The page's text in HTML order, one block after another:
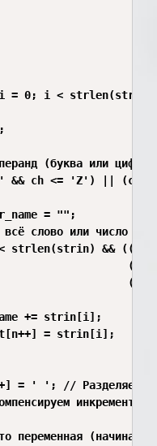
= 0; i <
(буква или
&& ch <= 'Z') || (ch
= "";
слово или число до
strlen(strin) &&
+= strin[i];
= strin[i];
= ' '; // Разделяем
инкремент в
переменная